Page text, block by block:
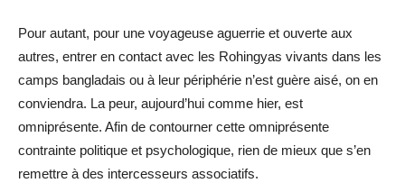
Pour autant, pour une voyageuse aguerrie et ouverte aux
autres, entrer en contact avec les Rohingyas vivants dans les
camps bangladais ou à leur périphérie n’est guère aisé, on en
conviendra. La peur, aujourd’hui comme hier, est
omniprésente. Afin de contourner cette omniprésente
contrainte politique et psychologique, rien de mieux que s’en
remettre à des intercesseurs associatifs.